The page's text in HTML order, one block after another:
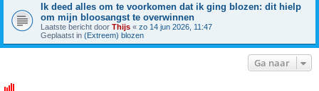
Ik deed alles om te voorkomen dat ik ging blozen: dit hielp
om mijn bloosangst te overwinnen
Laatste bericht door Thijs « zo 14 jun 2026, 11:47
Geplaatst in (Extreem) blozen
Ga naar